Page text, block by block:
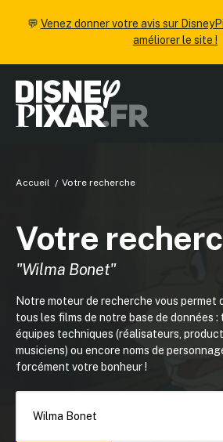
💬 Venez donner votre avis sur
améliorer le site !
Accueil Votre recherche
Votre
"Wilma Bonet"
Notre moteur de recherche vous permet
tous les films de notre base de données :
équipes techniques (réalisateurs,
musiciens) ou encore noms de
forcément votre bonheur !